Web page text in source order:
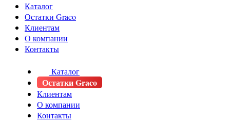
Каталог
Остатки Graco
Клиентам
О компании
Контакты
Каталог
Остатки Graco
Клиентам
О компании
Контакты